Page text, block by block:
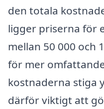
den totala
ligger priserna för
mellan 50 000 och
för mer
kostnaderna stiga
därför viktigt att